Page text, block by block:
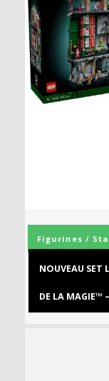
Figurines /
NOUVEAU SET
DE LA MAGIE™